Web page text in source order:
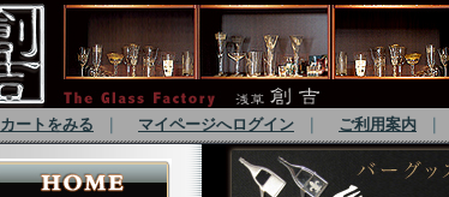
カートをみる マイページへログイン ご利用案内